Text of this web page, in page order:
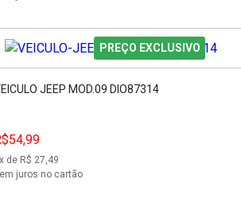
PREÇO EXCLUSIVO
JEEP MOD.09 DIO87314
x de R$ 27,49
juros no cartão